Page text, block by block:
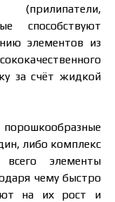
(прилипатели,
способствуют
элементов из
за счёт жидкой
либо комплекс
элементы
чему быстро
на их рост и